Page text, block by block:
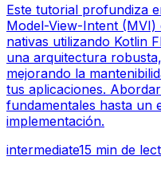
Este tutorial profundiza
Model-View-Intent
nativas utilizando Kotlin
una arquitectura
mejorando la
tus aplicaciones.
fundamentales hasta un
implementación.
intermediate15 min de